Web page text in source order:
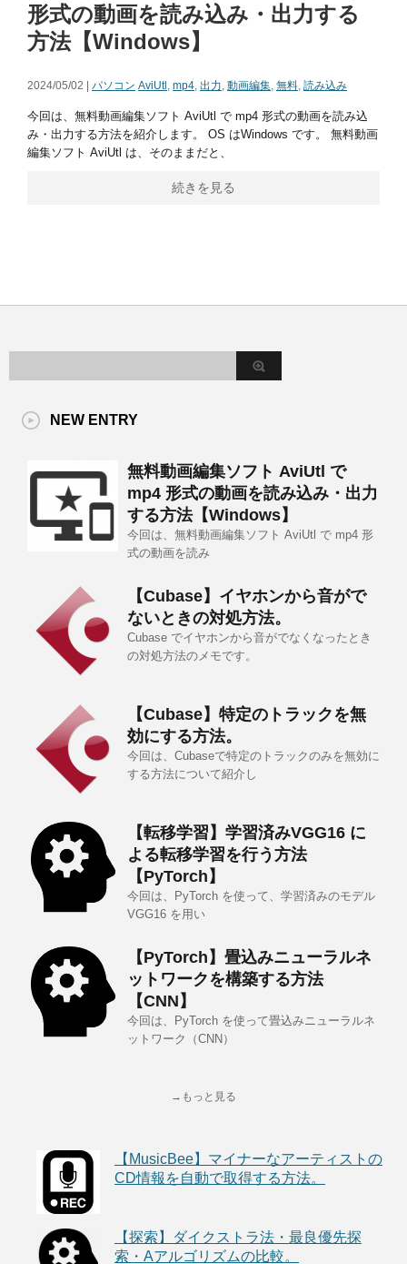
形式の動画を読み込み・出力する
方法【Windows】
2024/05/02 | パソコン AviUtl , mp4, 出力, 動画編集, 無料, 読み込み
今回は、無料動画編集ソフト AviUtl で mp4 形式の動画を読み込
み・出力する方法を紹介します。 OS はWindows です。 無料動画
編集ソフト AviUtl は、そのままだと、
続きを見る
NEW ENTRY
無料動画編集ソフト AviUtl で
mp4 形式の動画を読み込み・出力
する方法【Windows】
今回は、無料動画編集ソフト AviUtl で mp4 形
式の動画を読み
【Cubase】イヤホンから音がで
ないときの対処方法。
Cubase でイヤホンから音がでなくなったとき
の対処方法のメモです。
【Cubase】特定のトラックを無
効にする方法。
今回は、Cubaseで特定のトラックのみを無効に
する方法について紹介し
【転移学習】学習済みVGG16 に
よる転移学習を行う方法
【PyTorch】
今回は、PyTorch を使って、学習済みのモデル
VGG16 を用い
【PyTorch】畳込みニューラルネ
ットワークを構築する方法
【CNN】
今回は、PyTorch を使って畳込みニューラルネ
ットワーク（CNN）
→もっと見る
【MusicBee】マイナーなアーティストの
CD情報を自動で取得する方法。
【探索】ダイクストラ法・最良優先探
索・Aアルゴリズムの比較。